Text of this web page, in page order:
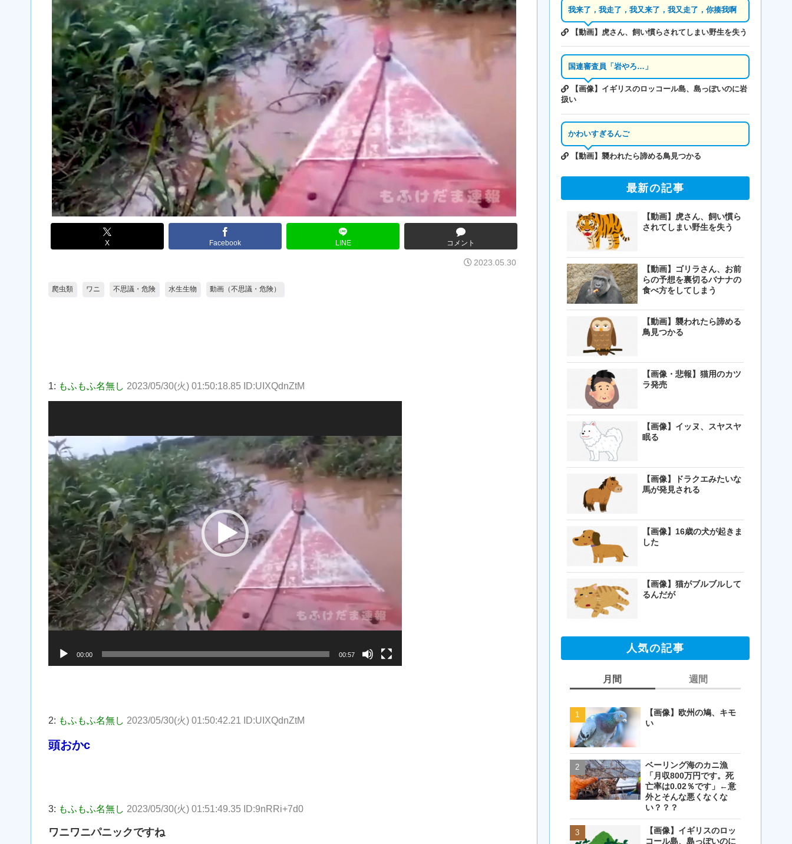
遠方の海岸にヒグマを発見→Pixelの100倍ズ
【宮崎】マジ勘弁してほしい。久しぶりに恐ろしい子
「ガーデン大宮北（埼玉）」「ニューアサヒ府中四谷
X Facebook LINE コメント
2023.05.30
爬虫類 ワニ 不思議・危険 水生生物 動画（不思議・危険）
1: もふもふ名無し 2023/05/30(火) 01:50:18.85 ID:UIXQdnZtM
プ
レ
ー
ヤ
ー
00:00 00:57
2: もふもふ名無し 2023/05/30(火) 01:50:42.21 ID:UIXQdnZtM
頭おかc
3: もふもふ名無し 2023/05/30(火) 01:51:49.35 ID:9nRRi+7d0
ワニワニパニックですね
我来了，我走了，我又来了，我又走了，你揍我啊
【動画】虎さん、飼い慣らされてしまい野生を失う
国連審査員「岩やろ…」
【画像】イギリスのロッコール島、島っぽいのに岩
扱い
かわいすぎるんご
【動画】襲われたら諦める鳥見つかる
最新の記事
【動画】虎さん、飼い慣ら
されてしまい野生を失う
【動画】ゴリラさん、お前
らの予想を裏切るバナナの
食べ方をしてしまう
【動画】襲われたら諦める
鳥見つかる
【画像・悲報】猫用のカツ
ラ発売
【画像】イッヌ、スヤスヤ
眠る
【画像】ドラクエみたいな
馬が発見される
【画像】16歳の犬が起きま
した
【画像】猫がブルブルして
るんだが
人気の記事
月間
【画像】欧州の鳩、キモ
い
ベーリング海のカニ漁
「月収800万円です。死
亡率は0.02％です」←意
外とそんな悪くなくな
い？？？
【画像】イギリスのロッ
コール島、島っぽいのに
週間
【画像】欧州の鳩、キモ
【閲覧注意・画像】毛を
剃ったコアラが怖すぎる
とワイ(35歳無職)の中で
話題に
【画像】イギリスのロッ
コール島、島っぽいのに
岩扱い